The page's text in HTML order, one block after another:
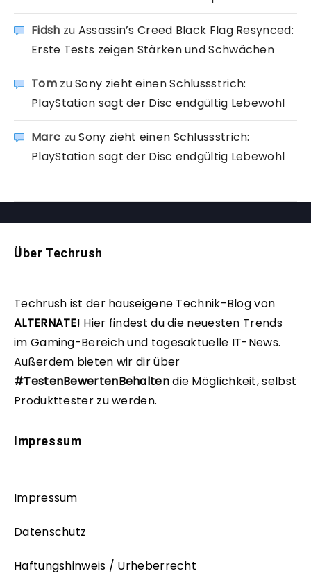
Fidsh zu Assassin’s Creed Black Flag Resynced:
Erste Tests zeigen Stärken und Schwächen
TomzuSony zieht einen Schlussstrich:
PlayStation sagt der Disc endgültig Lebewohl
Marc zuSony zieht einen Schlussstrich:
PlayStation sagt der Disc endgültig Lebewohl
Über Techrush
Techrush ist der hauseigene Technik-Blog von
ALTERNATE! Hier findest du die neuesten Trends
im Gaming-Bereich und tagesaktuelle IT-News.
Außerdem bieten wir dir über
#TestenBewertenBehaltendie Möglichkeit, selbst
Produkttester zu werden.
Impressum
Impressum
Datenschutz
Haftungshinweis / Urheberrecht